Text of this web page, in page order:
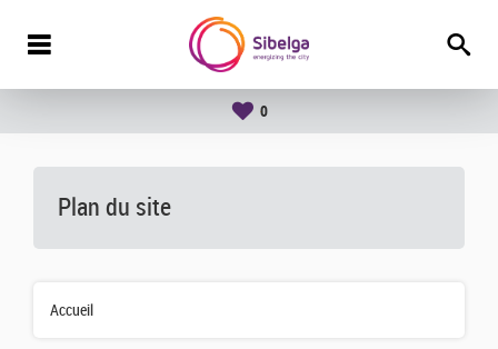
0
Plan du site
Accueil